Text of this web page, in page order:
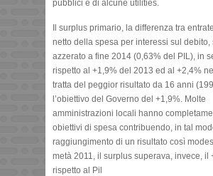
pubblici e di alcune utilities.
Il surplus primario, la differenza tra
netto della spesa per interessi sul debito,
azzerato a fine 2014 (0,63% del PIL), in
rispetto al +1,9% del 2013 ed al +2,4%
tratta del peggior risultato da 16 anni
l’obiettivo del Governo del +1,9%. Molte
amministrazioni locali hanno
obiettivi di spesa contribuendo, in tal
raggiungimento di un risultato così
metà 2011, il surplus superava, invece, il
rispetto al Pil